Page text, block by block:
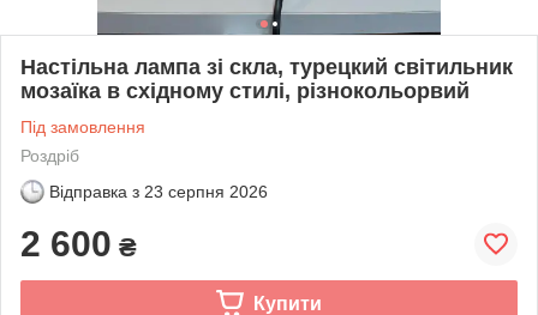
Настільна лампа зі скла, турецкий світильник
мозаїка в східному стилі, різнокольорвий
Під замовлення
Роздріб
Відправка з 23 серпня 2026
2 600 ₴
Купити